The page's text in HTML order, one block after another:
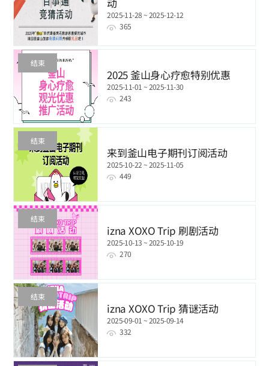
2025-11-28 ~ 2025-12-12
365
结束
2025 釜山身心疗愈特别优惠
2025-11-01 ~ 2025-11-30
243
结束
来到釜山电子期刊订阅活动
2025-10-22 ~ 2025-11-05
449
结束
izna XOXO Trip 刷剧活动
2025-10-13 ~ 2025-10-19
270
结束
izna XOXO Trip 猜谜活动
2025-09-01 ~ 2025-09-14
332